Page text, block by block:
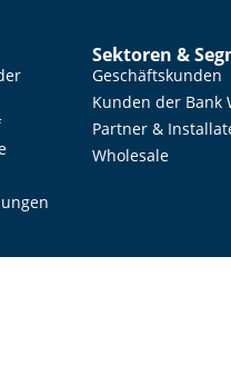
Sektoren &
Geschäftskunden
Kunden der Bank
Partner &
Wholesale